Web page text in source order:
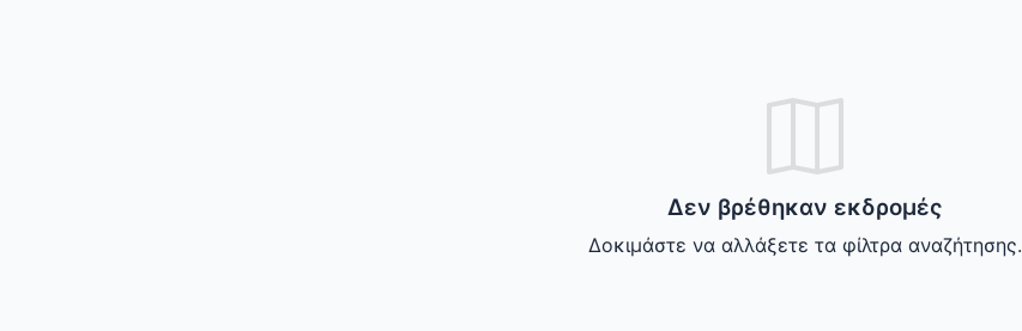
Δεν βρέθηκαν εκδρομές
Δοκιμάστε να αλλάξετε τα φίλτρα αναζήτησης.